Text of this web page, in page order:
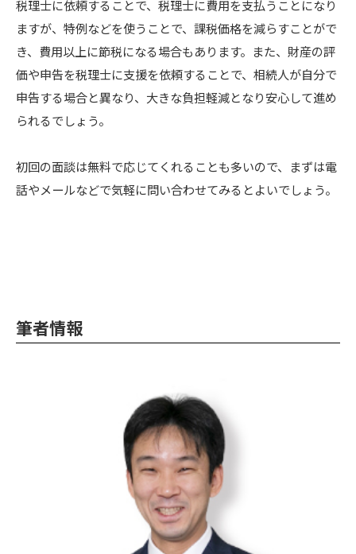
税理士に依頼することで、税理士に費用を支払うことになり
ますが、特例などを使うことで、課税価格を減らすことがで
き、費用以上に節税になる場合もあります。また、財産の評
価や申告を税理士に支援を依頼することで、相続人が自分で
申告する場合と異なり、大きな負担軽減となり安心して進め
られるでしょう。
初回の面談は無料で応じてくれることも多いので、まずは電
話やメールなどで気軽に問い合わせてみるとよいでしょう。
筆者情報